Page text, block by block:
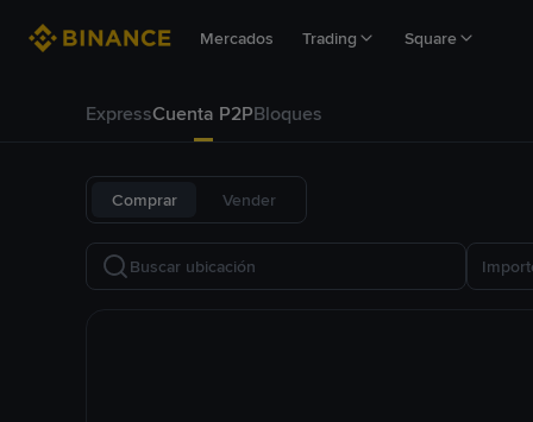
Mercados Trading Square
ExpressCuenta P2PBloques
Comprar Vender